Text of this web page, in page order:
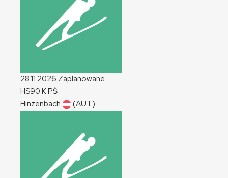
28.11.2026 Zaplanowane
HS90 KPŚ
Hinzenbach
(AUT)